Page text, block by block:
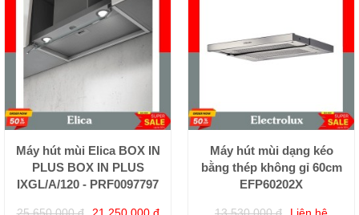
Máy hút mùi Elica BOX IN
PLUS BOX IN PLUS
IXGL/A/120 - PRF0097797
Máy hút mùi dạng kéo
bằng thép không gỉ 60cm
EFP60202X